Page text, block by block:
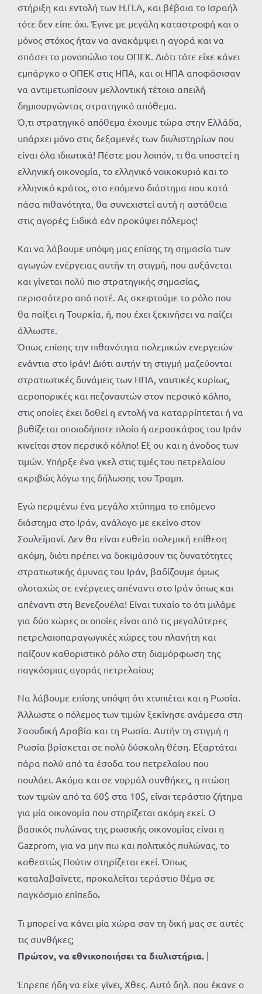
στήριξη και εντολή των Η.Π.Α, και βέβαια το Ισραήλ
τότε δεν είπε όχι. Έγινε με μεγάλη καταστροφή και ο
μόνος στόχος ήταν να ανακάμψει η αγορά και να
σπάσει το μονοπώλιο του ΟΠΕΚ. Διότι τότε είχε κάνει
εμπάργκο ο ΟΠΕΚ στις ΗΠΑ, και οι ΗΠΑ αποφάσισαν
να αντιμετωπίσουν μελλοντική τέτοια απειλή
δημιουργώντας στρατηγικό απόθεμα.
Ό,τι στρατηγικό απόθεμα έχουμε τώρα στην Ελλάδα,
υπάρχει μόνο στις δεξαμενές των διυλιστηρίων που
είναι όλα ιδιωτικά! Πέστε μου λοιπόν, τι θα υποστεί η
ελληνική οικονομία, το ελληνικό νοικοκυριό και το
ελληνικό κράτος, στο επόμενο διάστημα που κατά
πάσα πιθανότητα, θα συνεχιστεί αυτή η αστάθεια
στις αγορές; Ειδικά εάν προκύψει πόλεμος!
Και να λάβουμε υπόψη μας επίσης τη σημασία των
αγωγών ενέργειας αυτήν τη στιγμή, που αυξάνεται
και γίνεται πολύ πιο στρατηγικής σημασίας,
περισσότερο από ποτέ. Ας σκεφτούμε το ρόλο που
θα παίξει η Τουρκία, ή, που έχει ξεκινήσει να παίζει
άλλωστε.
Όπως επίσης την πιθανότητα πολεμικών ενεργειών
ενάντια στο Ιράν! Διότι αυτήν τη στιγμή μαζεύονται
στρατιωτικές δυνάμεις των ΗΠΑ, ναυτικές κυρίως,
αεροπορικές και πεζοναυτών στον περσικό κόλπο,
στις οποίες έχει δοθεί η εντολή να καταρρίπτεται ή να
βυθίζεται οποιοδήποτε πλοίο ή αεροσκάφος του Ιράν
κινείται στον περσικό κόλπο! Εξ ου και η άνοδος των
τιμών. Υπήρξε ένα γκελ στις τιμές του πετρελαίου
ακριβώς λόγω της δήλωσης του Τραμπ.
Εγώ περιμένω ένα μεγάλο χτύπημα το επόμενο
διάστημα στο Ιράν, ανάλογο με εκείνο στον
Σουλεϊμανί. Δεν θα είναι ευθεία πολεμική επίθεση
ακόμη, διότι πρέπει να δοκιμάσουν τις δυνατότητες
στρατιωτικής άμυνας του Ιράν, βαδίζουμε όμως
ολοταχώς σε ενέργειες απέναντι στο Ιράν όπως και
απέναντι στη Βενεζουέλα! Είναι τυχαίο το ότι μιλάμε
για δύο χώρες οι οποίες είναι από τις μεγαλύτερες
πετρελαιοπαραγωγικές χώρες του πλανήτη και
παίζουν καθοριστικό ρόλο στη διαμόρφωση της
παγκόσμιας αγοράς πετρελαίου;
Να λάβουμε επίσης υπόψη ότι χτυπιέται και η Ρωσία.
Άλλωστε ο πόλεμος των τιμών ξεκίνησε ανάμεσα στη
Σαουδική Αραβία και τη Ρωσία. Αυτήν τη στιγμή η
Ρωσία βρίσκεται σε πολύ δύσκολη θέση. Εξαρτάται
πάρα πολύ από τα έσοδα του πετρελαίου που
πουλάει. Ακόμα και σε νορμάλ συνθήκες, η πτώση
των τιμών από τα 60$ στα 10$, είναι τεράστιο ζήτημα
για μία οικονομία που στηρίζεται ακόμη εκεί. Ο
βασικός πυλώνας της ρωσικής οικονομίας είναι η
Gazprom, για να μην πω και πολιτικός πυλώνας, το
καθεστώς Πούτιν στηρίζεται εκεί. Όπως
καταλαβαίνετε, προκαλείται τεράστιο θέμα σε
παγκόσμιο επίπεδο.
Τι μπορεί να κάνει μία χώρα σαν τη δική μας σε αυτές
τις συνθήκες;
Πρώτον,να εθνικοποιήσει τα διυλιστήρια. |
Έπρεπε ήδη να είχε γίνει, Χθες. Αυτό δηλ. που έκανε ο